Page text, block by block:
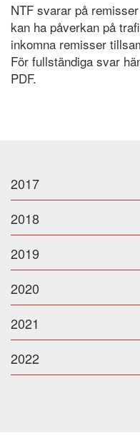
NTF Anser
Press
NTF svarar på
kan ha påverkan på
inkomna remisser
För fullständiga svar
PDF.
2017
2018
2019
2020
2021
2022